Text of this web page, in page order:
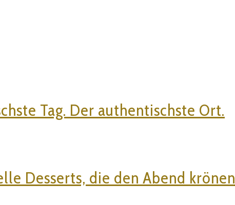
Tag. Der authentischste Ort.
Desserts, die den Abend krönen